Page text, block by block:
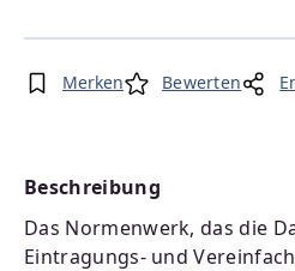
Merken Bewerten
Beschreibung
Das Normenwerk, das die
Eintragungs- und